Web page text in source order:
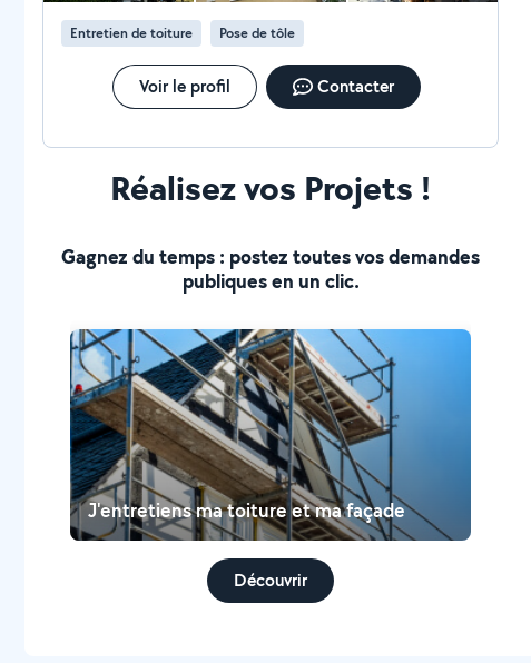
Entretien de toiture Pose de tôle
Voir le profil Contacter
Réalisez vos Projets !
Gagnez du temps : postez toutes vos demandes
publiques en un clic.
J'entretiens ma toiture et ma façade
Découvrir